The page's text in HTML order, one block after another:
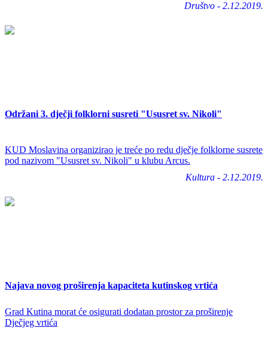
Društvo - 2.12.2019.
Održani 3. dječji folklorni susreti "Ususret sv. Nikoli"
KUD Moslavina organizirao je treće po redu dječje folklorne susrete
pod nazivom "Ususret sv. Nikoli" u klubu Arcus.
Kultura - 2.12.2019.
Najava novog proširenja kapaciteta kutinskog vrtića
Grad Kutina morat će osigurati dodatan prostor za proširenje
Dječjeg vrtića